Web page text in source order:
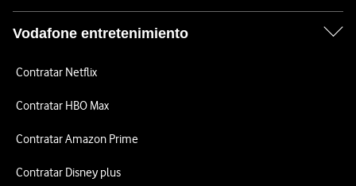
Vodafone entretenimiento
Contratar Netflix
Contratar HBO Max
Contratar Amazon Prime
Contratar Disney plus